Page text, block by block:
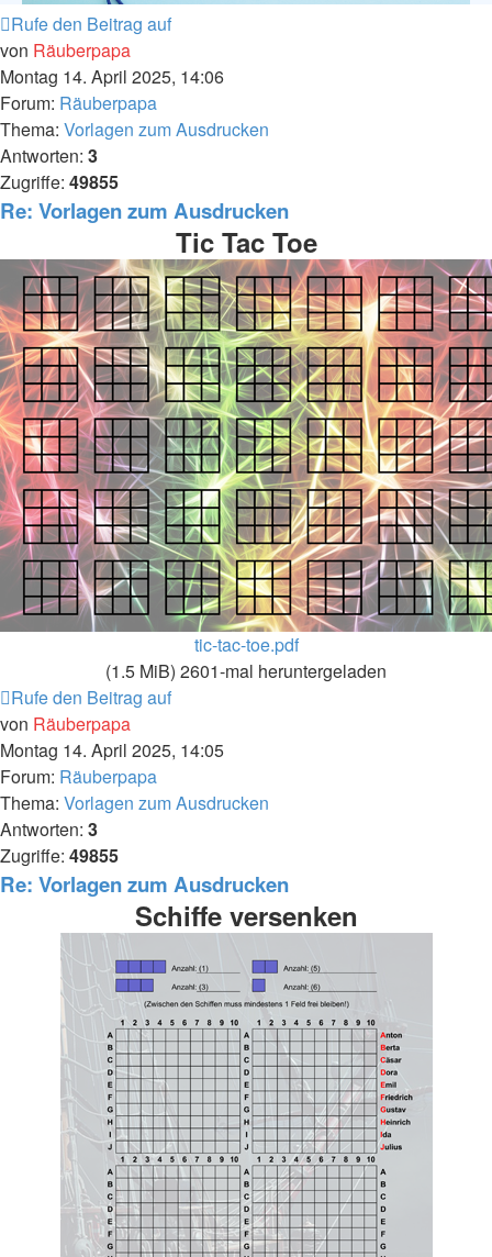
Rufe den Beitrag auf
von Räuberpapa
Montag 14. April 2025, 14:06
Forum: Räuberpapa
Thema: Vorlagen zum Ausdrucken
Antworten: 3
Zugriffe: 49855
Re: Vorlagen zum Ausdrucken
Tic Tac Toe
tic-tac-toe.pdf
(1.5 MiB) 2601-mal heruntergeladen
Rufe den Beitrag auf
von Räuberpapa
Montag 14. April 2025, 14:05
Forum: Räuberpapa
Thema: Vorlagen zum Ausdrucken
Antworten: 3
Zugriffe: 49855
Re: Vorlagen zum Ausdrucken
Schiffe versenken